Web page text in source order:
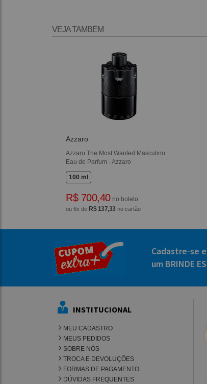
VEJA TAMBÉM
Azzaro
Azzaro The Most Wanted Masculino
Eau de Parfum - Azzaro
100 ml
R$ 700,40no boleto
ou 6x de R$ 137,33 no cartão
Cadastre-se e
um BRINDE
INSTITUCIONAL
MEU CADASTRO
MEUS PEDIDOS
SOBRE NÓS
TROCA E DEVOLUÇÕES
FORMAS DE PAGAMENTO
DÚVIDAS FREQUENTES